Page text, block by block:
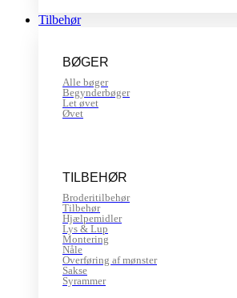
Tilbehør
BØGER
Alle bøger
Begynderbøger
Let øvet
Øvet
TILBEHØR
Broderitilbehør
Tilbehør
Hjælpemidler
Lys & Lup
Montering
Nåle
Overføring af mønster
Sakse
Syrammer